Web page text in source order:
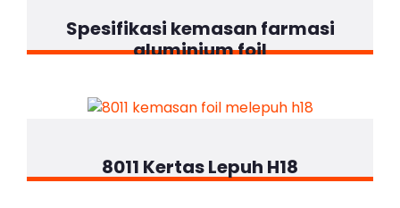
Spesifikasi kemasan farmasi
aluminium foil
8011 Kertas Lepuh H18